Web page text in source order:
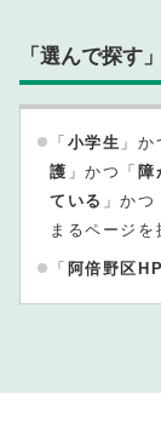
「選んで探す
「 小学生 」か
護 」かつ「 障
ている 」かつ
まるページを
「 阿倍野区HP